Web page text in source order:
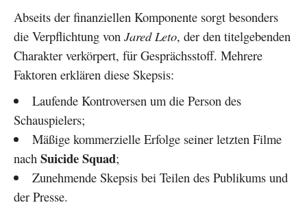
Abseits der finanziellen Komponente sorgt besonders
die Verpflichtung von Jared Leto, der den titelgebenden
Charakter verkörpert, für Gesprächsstoff. Mehrere
Faktoren erklären diese Skepsis:
Laufende Kontroversen um die Person des
Schauspielers;
Mäßige kommerzielle Erfolge seiner letzten Filme
nach Suicide Squad;
Zunehmende Skepsis bei Teilen des Publikums und
der Presse.